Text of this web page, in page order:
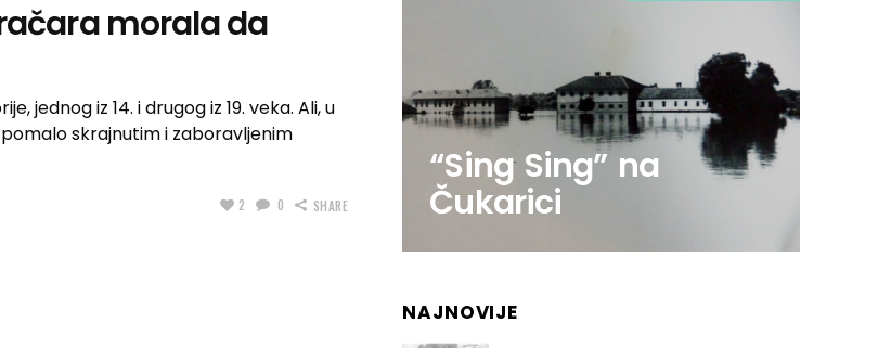
morala da
jednog iz 14. i drugog iz 19. veka. Ali, u
skrajnutim i zaboravljenim
2 0 SHARE
“Sing Sing” na
Čukarici
NAJNOVIJE